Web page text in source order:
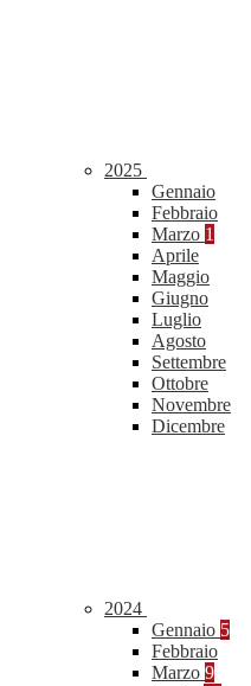
2025
Gennaio
Febbraio
Marzo 1
Aprile
Maggio
Giugno
Luglio
Agosto
Settembre
Ottobre
Novembre
Dicembre
2024
Gennaio 5
Febbraio
Marzo 9